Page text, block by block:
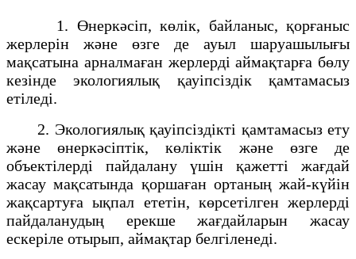
1. Өнеркәсiп, көлiк, байланыс, қорғаныс
жерлерін және өзге де ауыл шаруашылығы
мақсатына арналмаған жерлердi аймақтарға бөлу
кезiнде экологиялық қауiпсiздiк қамтамасыз
етiледi.
2. Экологиялық қауiпсiздiкті қамтамасыз ету
және өнеркәсiптік, көлiктік және өзге де
объектiлердi пайдалану үшiн қажеттi жағдай
жасау мақсатында қоршаған ортаның жай-күйiн
жақсартуға ықпал ететiн, көрсетілген жерлердi
пайдаланудың ерекше жағдайларын жасау
ескерiле отырып, аймақтар белгiленедi.